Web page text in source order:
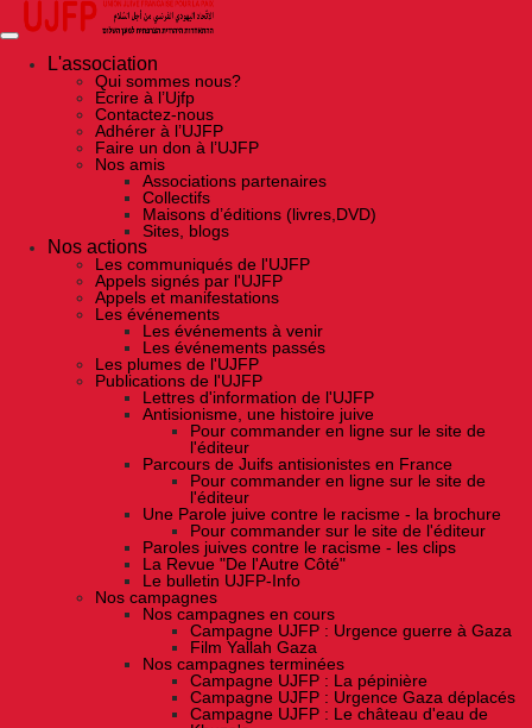
Skip
the
contentL'association
Qui sommes nous?
Ecrire à l’Ujfp
Contactez-nous
Adhérer à l’UJFP
Faire un don à l’UJFP
Nos amis
Associations partenaires
Collectifs
Maisons d’éditions (livres,DVD)
Sites, blogs
Nos actions
Les communiqués de l'UJFP
Appels signés par l'UJFP
Appels et manifestations
Les événements
Les événements à venir
Les événements passés
Les plumes de l'UJFP
Publications de l'UJFP
Lettres d'information de l'UJFP
Antisionisme, une histoire juive
Pour commander en ligne sur le site de
l'éditeur
Parcours de Juifs antisionistes en France
Pour commander en ligne sur le site de
l'éditeur
Une Parole juive contre le racisme - la brochure
Pour commander sur le site de l'éditeur
Paroles juives contre le racisme - les clips
La Revue "De l'Autre Côté"
Le bulletin UJFP-Info
Nos campagnes
Nos campagnes en cours
Campagne UJFP : Urgence guerre à Gaza
Film Yallah Gaza
Nos campagnes terminées
Campagne UJFP : La pépinière
Campagne UJFP : Urgence Gaza déplacés
Campagne UJFP : Le château d'eau de